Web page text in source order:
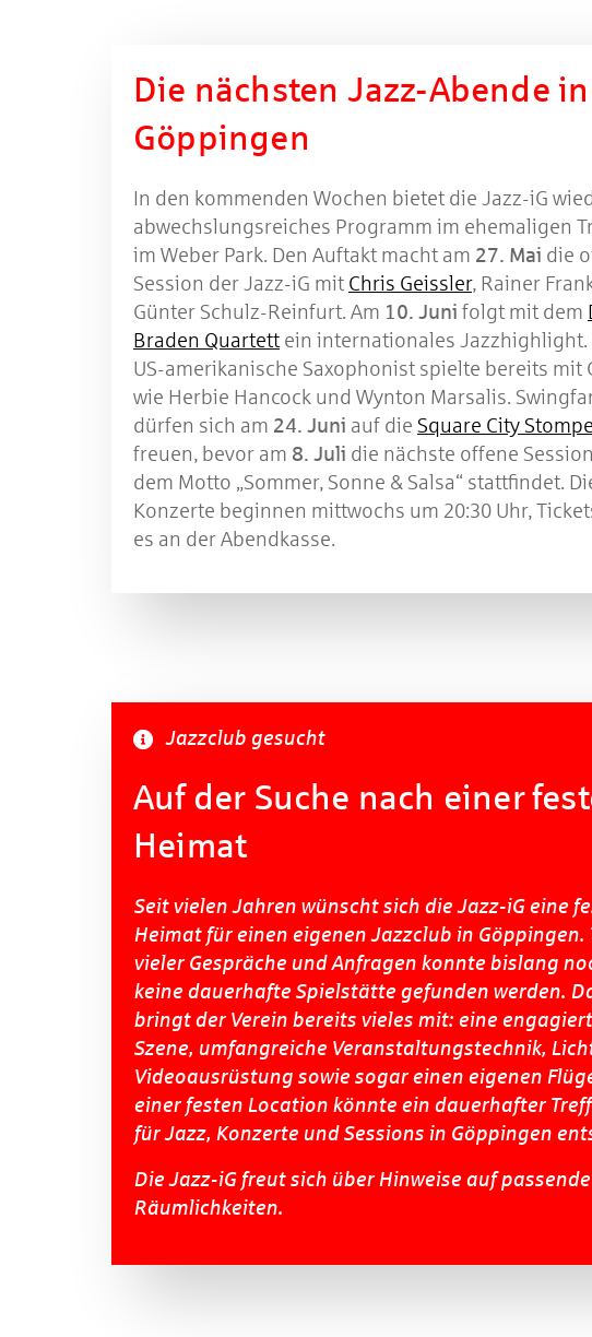
Die nächsten Jazz-Abende in
Göppingen
In den kommenden Wochen bietet die Jazz-iG
abwechslungsreiches Programm im ehemaligen
im Weber Park. Den Auftakt macht am 27. Mai die
Session der Jazz-iG mit Chris Geissler, Rainer
Günter Schulz-Reinfurt. Am 10. Juni folgt mit dem
Braden Quartett ein internationales Jazzhighlight.
US-amerikanische Saxophonist spielte bereits mit
wie Herbie Hancock und Wynton Marsalis.
dürfen sich am 24. Juni auf die Square City
freuen, bevor am 8. Juli die nächste offene
dem Motto „Sommer, Sonne & Salsa“ stattfindet.
Konzerte beginnen mittwochs um 20:30 Uhr,
es an der Abendkasse.
Jazzclub gesucht
Auf der Suche nach einer
Heimat
Seit vielen Jahren wünscht sich die Jazz-iG eine
Heimat für einen eigenen Jazzclub in Göppingen.
vieler Gespräche und Anfragen konnte bislang
keine dauerhafte Spielstätte gefunden werden.
bringt der Verein bereits vieles mit: eine
Szene, umfangreiche Veranstaltungstechnik,
Videoausrüstung sowie sogar einen eigenen
einer festen Location könnte ein dauerhafter
für Jazz, Konzerte und Sessions in Göppingen
Die Jazz-iG freut sich über Hinweise auf passende
Räumlichkeiten.